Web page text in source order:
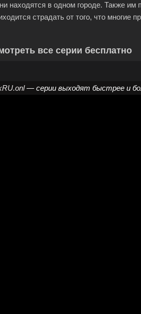
находятся в одном городе. Также им
страдать от того, что многие
все серии бесплатно
— серии выходят быстрее и